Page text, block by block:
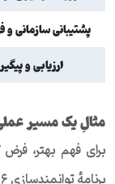
پشتیبانی سازمانی
ارزیابی و
مثالِ یک مسیر
برای فهم بهتر،